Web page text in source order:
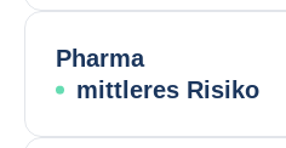
Pharma
mittleres Risiko